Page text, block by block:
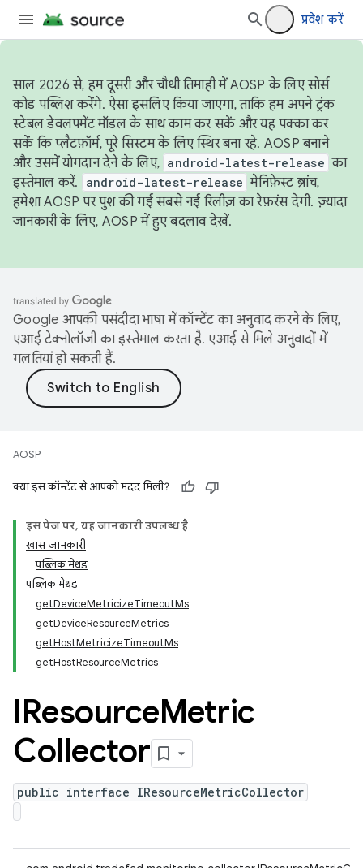
प्रवेश करें
साल 2026 से, हम दूसरी और चौथी तिमाही में AOSP के लिए सोर्स
कोड पब्लिश करेंगे. ऐसा इसलिए किया जाएगा, ताकि हम अपने ट्रंक
स्टेबल डेवलपमेंट मॉडल के साथ काम कर सकें और यह पक्का कर
सकें कि प्लैटफ़ॉर्म, पूरे सिस्टम के लिए स्थिर बना रहे. AOSP बनाने
और उसमें योगदान देने के लिए, android-latest-release का
इस्तेमाल करें.
android-latest-release मेनिफ़ेस्ट ब्रांच,
हमेशा AOSP पर पुश की गई सबसे नई रिलीज़ का रेफ़रंस देगी. ज़्यादा
जानकारी के लिए, AOSP में हुए बदलावदेखें.
Google आपकी पसंदीदा भाषा में कॉन्टेंट का अनुवाद करने के लिए,
एआई टेक्नोलॉजी का इस्तेमाल करता है. एआई से मिले अनुवादों में
गलतियां हो सकती हैं.
AOSP
क्या इस कॉन्टेंट से आपको मदद मिली?
इस पेज पर, यह जानकारी उपलब्ध है
खास जानकारी
पब्लिक मेथड
पब्लिक मेथड
getDeviceMetricizeTimeoutMs
getDeviceResourceMetrics
getHostMetricizeTimeoutMs
getHostResourceMetrics
IResourceMetric
Collector
public interface IResourceMetricCollector